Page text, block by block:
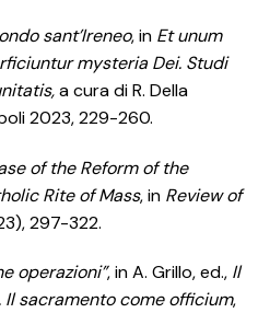
sant’Ireneo, in Et unum
mysteria Dei. Studi
a cura di R. Della
2023, 229-260.
of the Reform of the
Rite of Mass, in Review of
297-322.
operazioni”, in A. Grillo, ed., Il
sacramento come officium,